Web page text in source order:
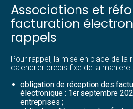
Associations et
facturation
rappels
Pour rappel, la mise en place de la
calendrier précis fixé de la manière
obligation de réception des
électronique : 1er septembre
entreprises ;